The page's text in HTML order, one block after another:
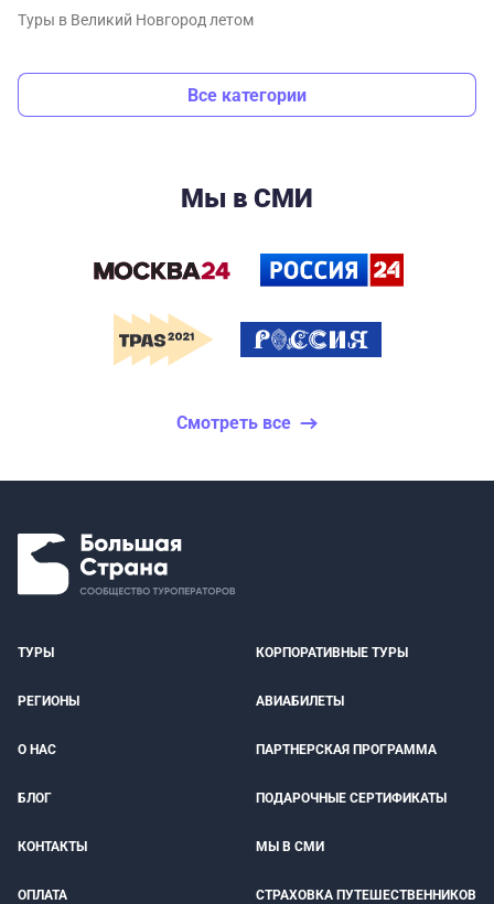
Туры в Великий Новгород летом
Все категории
Мы в СМИ
Смотреть все
ТУРЫ КОРПОРАТИВНЫЕ ТУРЫ
РЕГИОНЫ АВИАБИЛЕТЫ
О НАС ПАРТНЕРСКАЯ ПРОГРАММА
БЛОГ ПОДАРОЧНЫЕ СЕРТИФИКАТЫ
КОНТАКТЫ МЫ В СМИ
ОПЛАТА СТРАХОВКА ПУТЕШЕСТВЕННИКОВ